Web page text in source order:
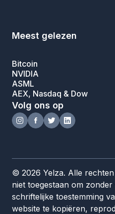
Meest gelezen
Bitcoin
NVIDIA
ASML
AEX, Nasdaq & Dow
Volg ons op
© 2026 Yelza. Alle
niet toegestaan om
schriftelijke toestemming
website te kopiëren,